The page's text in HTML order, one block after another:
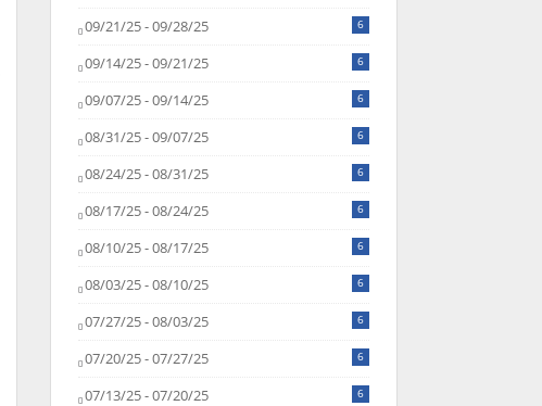
09/21/25 - 09/28/25 6
09/14/25 - 09/21/25 6
09/07/25 - 09/14/25 6
08/31/25 - 09/07/25 6
08/24/25 - 08/31/25 6
08/17/25 - 08/24/25 6
08/10/25 - 08/17/25 6
08/03/25 - 08/10/25 6
07/27/25 - 08/03/25 6
07/20/25 - 07/27/25 6
07/13/25 - 07/20/25 6